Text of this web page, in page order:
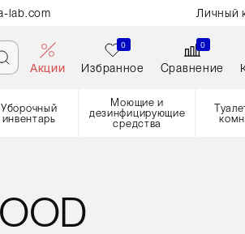
lab.com Личный
Акции
0
Избранное
0
Сравнение
Уборочный
инвентарь
Моющие и
дезинфицирующие
средства